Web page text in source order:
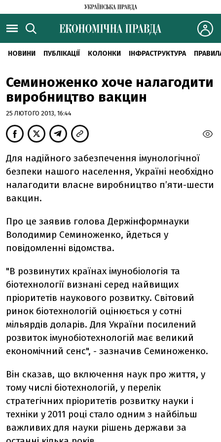
НОВИНИ ПУБЛІКАЦІЇ КОЛОНКИ ІНФРАСТРУКТУРА
Семиноженко хоче налагодити
виробництво вакцин
25 ЛЮТОГО 2013, 16:44
Для надійного забезпечення імунологічної
безпеки нашого населення, Україні необхідно
налагодити власне виробництво п’яти-шести
вакцин.
Про це заявив голова Держінформнауки
Володимир Семиноженко, йдеться у
повідомленні відомства.
"В розвинутих країнах імунобіологія та
біотехнології визнані серед найвищих
пріоритетів наукового розвитку. Світовий
ринок біотехнологій оцінюється у сотні
мільярдів доларів. Для України посилений
розвиток імунобіотехнологій має великий
економічний сенс", - зазначив Семиноженко.
Він сказав, що включення наук про життя, у
тому числі біотехнологій, у перелік
стратегічних пріоритетів розвитку науки і
техніки у 2011 році стало одним з найбільш
важливих для науки рішень держави за